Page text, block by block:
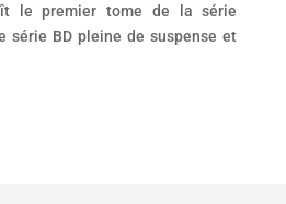
le premier tome de la série
série BD pleine de suspense et